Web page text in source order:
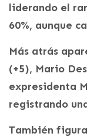
liderando el
60%, aunque
Más atrás
(+5), Mario
expresidenta
registrando
También